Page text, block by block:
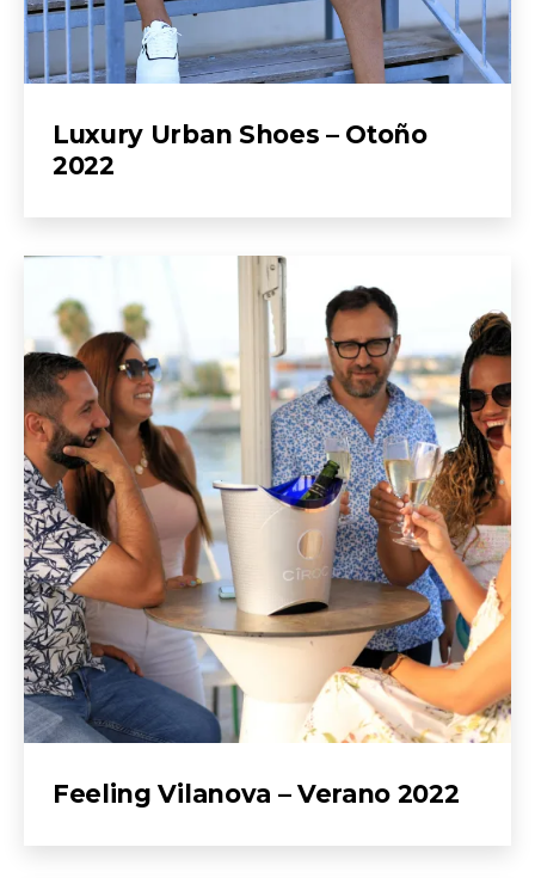
Luxury Urban Shoes – Otoño
2022
Feeling Vilanova – Verano 2022